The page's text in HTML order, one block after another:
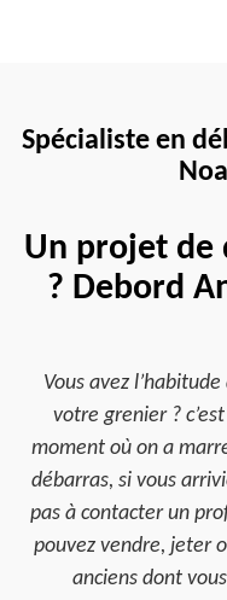
Spécialiste en
Un projet de
? Debord
Vous avez
votre grenier ?
moment où on a
débarras, si vous
pas à contacter un
pouvez vendre, jeter
anciens dont